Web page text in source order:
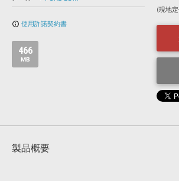
BGM »
次
APS 映像
info_outline 使用許諾契約書
466
MB
(現地
製品概要